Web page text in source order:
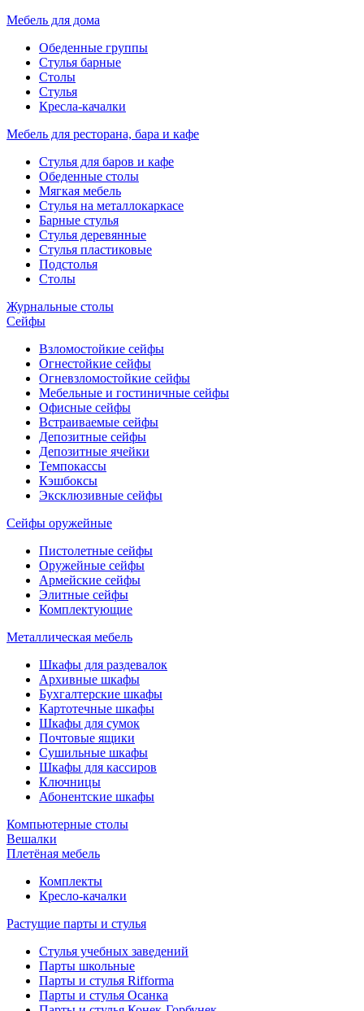
Мебель для дома
Обеденные группы
Стулья барные
Столы
Стулья
Кресла-качалки
Мебель для ресторана, бара и кафе
Стулья для баров и кафе
Обеденные столы
Мягкая мебель
Стулья на металлокаркасе
Барные стулья
Стулья деревянные
Стулья пластиковые
Подстолья
Столы
Журнальные столы
Сейфы
Взломостойкие сейфы
Огнестойкие сейфы
Огневзломостойкие сейфы
Мебельные и гостиничные сейфы
Офисные сейфы
Встраиваемые сейфы
Депозитные сейфы
Депозитные ячейки
Темпокассы
Кэшбоксы
Эксклюзивные сейфы
Сейфы оружейные
Пистолетные сейфы
Оружейные сейфы
Армейские сейфы
Элитные сейфы
Комплектующие
Металлическая мебель
Шкафы для раздевалок
Архивные шкафы
Бухгалтерские шкафы
Картотечные шкафы
Шкафы для сумок
Почтовые ящики
Сушильные шкафы
Шкафы для кассиров
Ключницы
Абонентские шкафы
Компьютерные столы
Вешалки
Плетёная мебель
Комплекты
Кресло-качалки
Растущие парты и стулья
Стулья учебных заведений
Парты школьные
Парты и стулья Rifforma
Парты и стулья Осанка